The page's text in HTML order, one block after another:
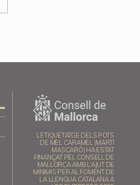
L’ETIQUETATGE DELS POTS
DE MEL CARAMEL (MARTÍ
MASCARÓ) HA ESTAT
FINANÇAT PEL CONSELL DE
MALLORCA AMB L’AJUT DE
MINIMIS PER AL FOMENT DE
LA LLENGUA CATALANA A